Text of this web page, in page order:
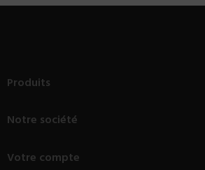
Produits
Notre société
Votre compte